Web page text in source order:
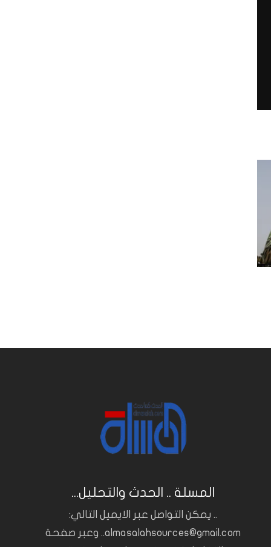
المسلة .. الحدث والتحليل...
.. يمكن التواصل عبر الايميل التالي:
almasalahsources@gmail.com.. وعبر صفحة